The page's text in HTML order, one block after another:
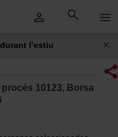
l’estiu
10123, Borsa